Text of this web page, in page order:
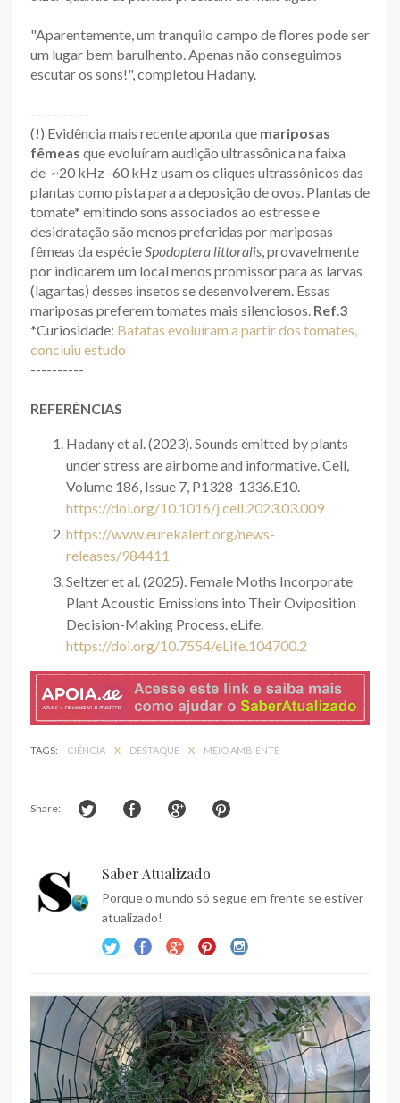
"Aparentemente, um tranquilo campo de flores pode ser
um lugar bem barulhento. Apenas não conseguimos
escutar os sons!", completou Hadany.
-----------
(!) Evidência mais recente aponta que mariposas
fêmeas que evoluíram audição ultrassônica na faixa
de ~20 kHz -60 kHz usam os cliques ultrassônicos das
plantas como pista para a deposição de ovos. Plantas de
tomate* emitindo sons associados ao estresse e
desidratação são menos preferidas por mariposas
fêmeas da espécieSpodoptera littoralis, provavelmente
por indicarem um local menos promissor para as larvas
(lagartas) desses insetos se desenvolverem. Essas
mariposas preferem tomates mais silenciosos. Ref.3
*Curiosidade: Batatas evoluíram a partir dos tomates,
concluiu estudo
----------
REFERÊNCIAS
Hadany et al. (2023). Sounds emitted by plants
under stress are airborne and informative. Cell,
Volume 186, Issue 7, P1328-1336.E10.
https://doi.org/10.1016/j.cell.2023.03.009
https://www.eurekalert.org/news-
releases/984411
Seltzer et al. (2025). Female Moths Incorporate
Plant Acoustic Emissions into Their Oviposition
Decision-Making Process. eLife.
https://doi.org/10.7554/eLife.104700.2
TAGS: CIÊNCIA X DESTAQUE X MEIO AMBIENTE
Share:
Saber Atualizado
Porque o mundo só segue em frente se estiver
atualizado!